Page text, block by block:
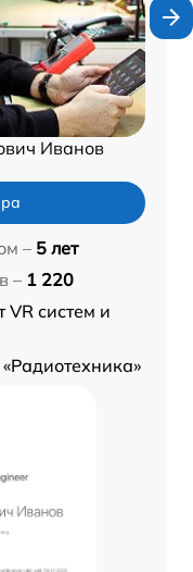
Иванов
– 5 лет
– 1 220
VR систем и